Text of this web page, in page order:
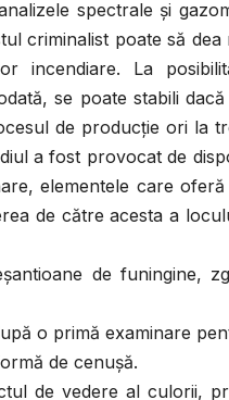
spectrale şi
criminalist poate să
incendiare. La
se poate stabili
de producţie ori la
a fost provocat de
elementele care
de către acesta a
de funingine,
o primă examinare
de cenuşă.
de vedere al culorii,